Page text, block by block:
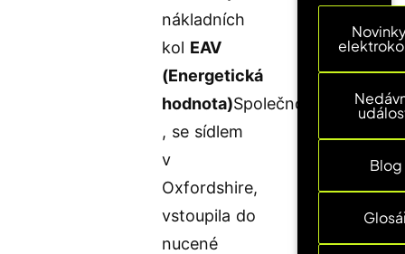
nákladních
kol EAV
(Energetická
hodnota)Společnost
, se sídlem
v
Oxfordshire,
vstoupila do
nucené
Blog